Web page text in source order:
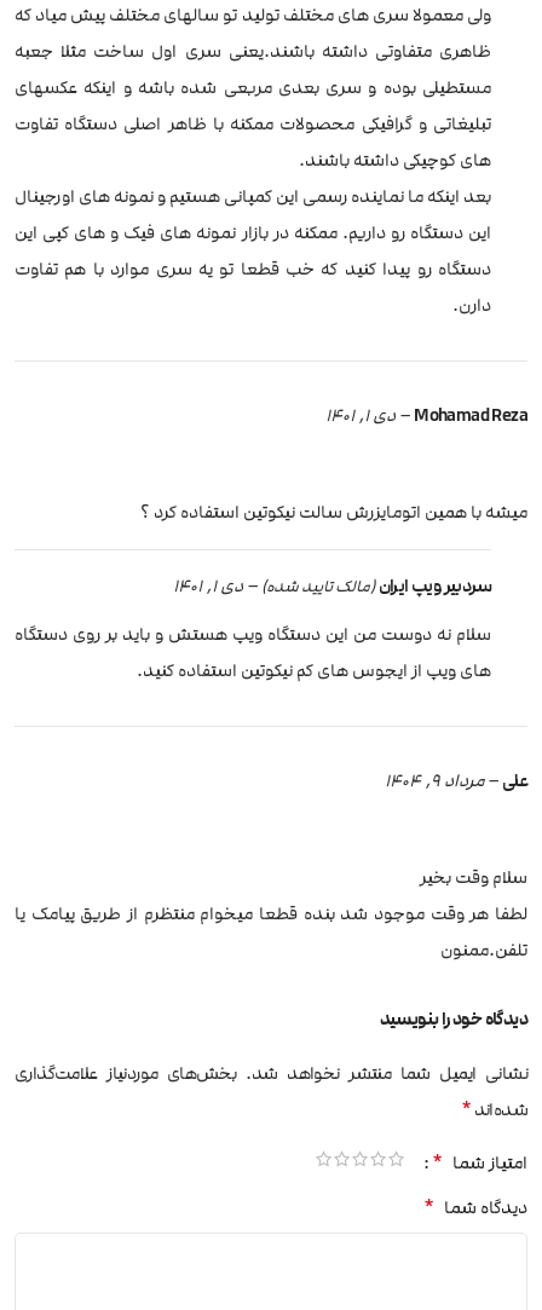
ولی معمولا سری های مختلف تولید تو سالهای مختلف پیش میاد که
ظاهری متفاوتی داشته باشند.یعنی سری اول ساخت مثلا جعبه
مستطیلی بوده و سری بعدی مربعی شده باشه و اینکه عکسهای
تبلیغاتی و گرافیکی محصولات ممکنه با ظاهر اصلی دستگاه تفاوت
های کوچیکی داشته باشند.
بعد اینکه ما نماینده رسمی این کمپانی هستیم و نمونه های اورجینال
این دستگاه رو داریم. ممکنه در بازار نمونه های فیک و های کپی این
دستگاه رو پیدا کنید که خب قطعا تو یه سری موارد با هم تفاوت
دارن.
Mohamad Reza
–دی 1, 1401
میشه با همین اتومایزرش سالت نیکوتین استفاده کرد ؟
سردبیر ویپ ایران(مالک تایید شده) – دی 1, 1401
سلام نه دوست من این دستگاه ویپ هستش و باید بر روی دستگاه
های ویپ از ایجوس های کم نیکوتین استفاده کنید.
علی–مرداد 9, 1404
سلام وقت بخیر
لطفا هر وقت موجود شد بنده قطعا میخوام منتظرم از طریق پیامک یا
تلفن.ممنون
دیدگاه خود را بنویسید
نشانی ایمیل شما منتشر نخواهد شد. بخش‌های موردنیاز علامت‌گذاری
شده‌اند*
امتیاز شما *
دیدگاه شما *